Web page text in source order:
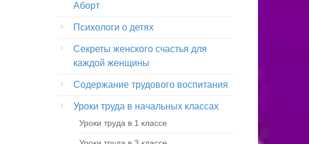
Аборт
Психологи о детях
Секреты женского счастья для
каждой женщины
Содержание трудового воспитания
Уроки труда в начальных классах
Уроки труда в 1 классе